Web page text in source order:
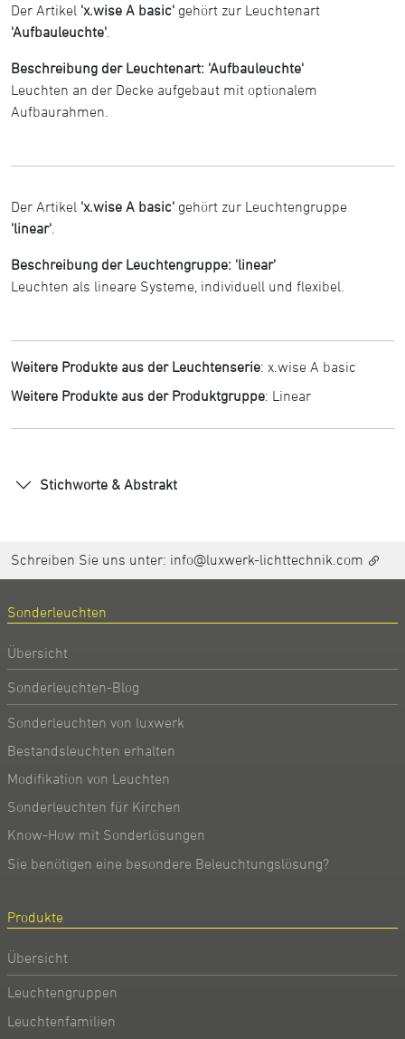
Der Artikel 'x.wise A basic' gehört zur Leuchtenart
'Aufbauleuchte'
Beschreibung der Leuchtenart: 'Aufbauleuchte'
Leuchten an der Decke aufgebaut mit optionalem
Aufbaurahmen.
Der Artikel 'x.wise A basic' gehört zur Leuchtengruppe
'linear'
Beschreibung der Leuchtengruppe: 'linear'
Leuchten als lineare Systeme, individuell und flexibel.
Weitere Produkte aus der Leuchtenserie: x.wise A basic
Weitere Produkte aus der Produktgruppe: Linear
Stichworte & Abstrakt
Schreiben Sie uns unter: info@luxwerk-lichttechnik.com
Sonderleuchten
Übersicht
Sonderleuchten-Blog
Sonderleuchten von luxwerk
Bestandsleuchten erhalten
Modifikation von Leuchten
Sonderleuchten für Kirchen
Know-How mit Sonderlösungen
Sie benötigen eine besondere Beleuchtungslösung?
Produkte
Übersicht
Leuchtengruppen
Leuchtenfamilien